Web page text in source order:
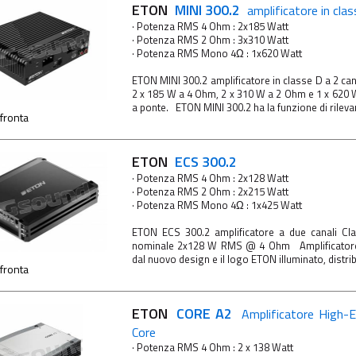
ETON MINI 300.2 amplificatore in
· Potenza RMS 4 Ohm : 2x185 Watt
· Potenza RMS 2 Ohm : 3x310 Watt
· Potenza RMS Mono 4Ω : 1x620 Watt
ETON MINI 300.2 amplificatore in classe D a 2
2 x 185 W a 4 Ohm, 2 x 310 W a 2 Ohm e 1 x
a ponte. ETON MINI 300.2 ha la funzione di
ETON ECS 300.2
· Potenza RMS 4 Ohm : 2x128 Watt
· Potenza RMS 2 Ohm : 2x215 Watt
· Potenza RMS Mono 4Ω : 1x425 Watt
ETON ECS 300.2 amplificatore a due canali
nominale 2x128 W RMS @ 4 Ohm
dal nuovo design e il logo ETON illuminato,
ETON CORE A2 Amplificatore High-
Core
· Potenza RMS 4 Ohm : 2 x 138 Watt